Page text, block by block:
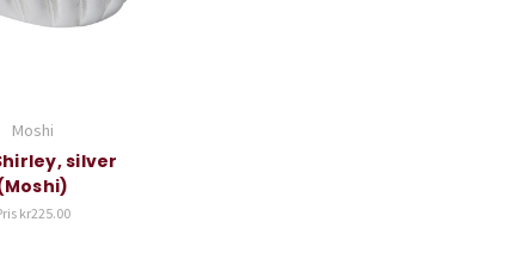
Moshi
silver
kr225.00